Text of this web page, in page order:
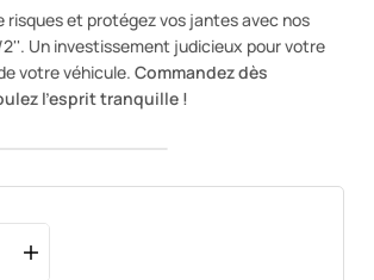
risques et protégez vos jantes avec nos
Un investissement judicieux pour votre
votre véhicule. Commandez dès
l'esprit tranquille !